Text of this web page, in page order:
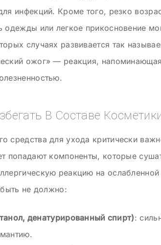
инфекций. Кроме того, резко
одежды или легкое прикосновение
случаях развивается так
ожог» — реакция,
В Составе
средства для ухода критически
попадают компоненты, которые
реакцию на
не должно:
денатурированный спирт):